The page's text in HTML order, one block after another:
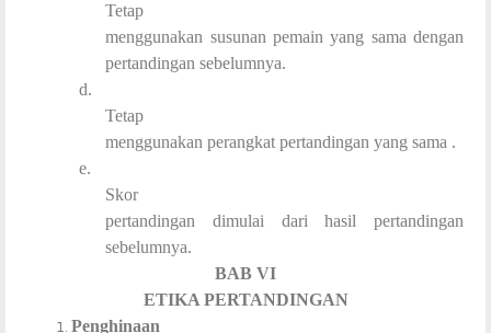
Tetap
menggunakan susunan pemain yang sama dengan
pertandingan sebelumnya.
d.
Tetap
menggunakan perangkat pertandingan yang sama .
e.
Skor
pertandingan dimulai dari hasil pertandingan
sebelumnya.
BAB VI
ETIKA PERTANDINGAN
Penghinaan